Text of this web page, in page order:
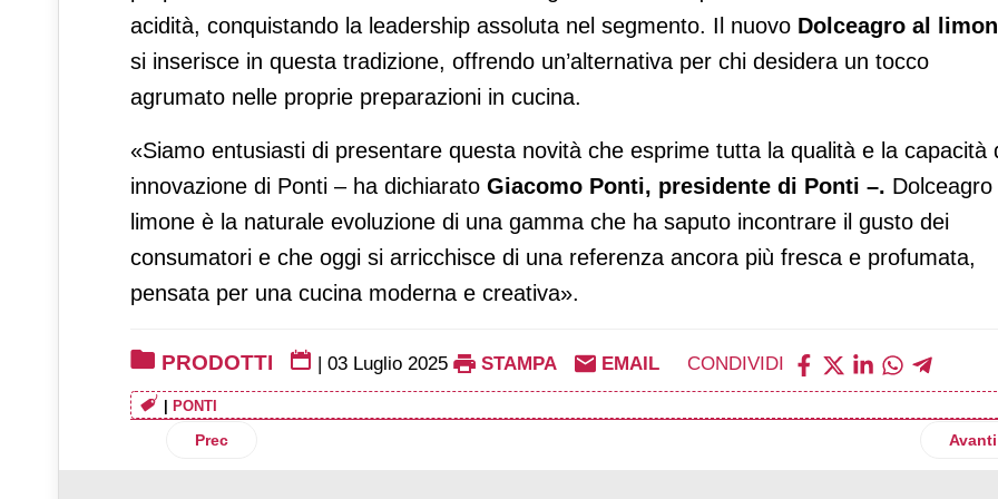
acidità, conquistando la leadership assoluta nel segmento. Il nuovo Dolceagro al
si inserisce in questa tradizione, offrendo un’alternativa per chi desidera un tocco
agrumato nelle proprie preparazioni in cucina.
«Siamo entusiasti di presentare questa novità che esprime tutta la qualità e la capacità
innovazione di Ponti – ha dichiarato Giacomo Ponti, presidente di Ponti –. Dolceagro
limone è la naturale evoluzione di una gamma che ha saputo incontrare il gusto dei
consumatori e che oggi si arricchisce di una referenza ancora più fresca e profumata,
pensata per una cucina moderna e creativa».
PRODOTTI | 03 Luglio 2025 STAMPA EMAIL CONDIVIDI
PONTI
Articolo precedente: Orsero, pack apri e chiudi per i mirtilli
Prec Avanti